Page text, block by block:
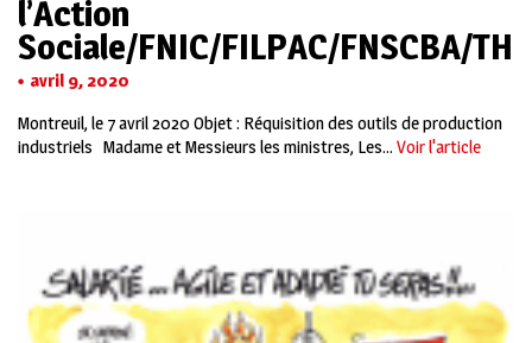
l’Action
Sociale/FNIC/FILPAC/FNSCBA/
avril 9, 2020
Montreuil, le 7 avril 2020 Objet : Réquisition des outils de production
industriels Madame et Messieurs les ministres, Les... Voir l'article